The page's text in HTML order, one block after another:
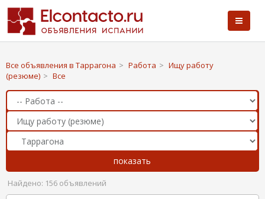
Все объявления в Таррагона > Работа > Ищу работу
(резюме) > Все
Найдено: 156 объявлений